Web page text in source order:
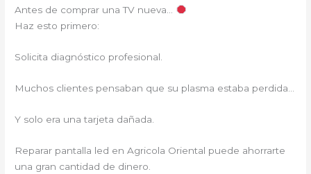
Antes de comprar una TV nueva…
Haz esto primero:
Solicita diagnóstico profesional.
Muchos clientes pensaban que su plasma estaba perdida…
Y solo era una tarjeta dañada.
Reparar pantalla led en Agricola Oriental puede ahorrarte
una gran cantidad de dinero.